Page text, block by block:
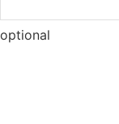
optional